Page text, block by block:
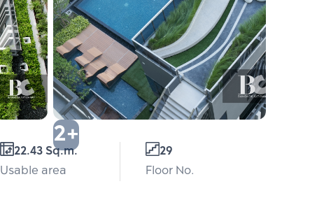
2+
22.43 Sq.m.
Usable area
29
Floor No.